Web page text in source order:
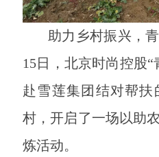
助力乡村振兴，青
15日，北京时尚控股
赴雪莲集团结对帮
村，开启了一场以助
炼活动。